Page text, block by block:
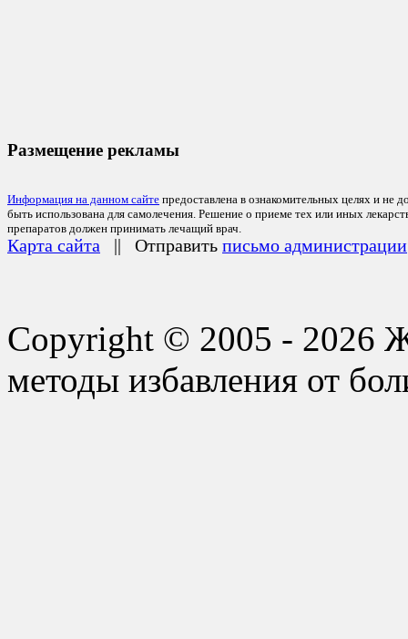
Размещение рекламы
Информация на данном сайте предоставлена в ознакомительных целях и не
быть использована для самолечения. Решение о приеме тех или иных
препаратов должен принимать лечащий врач.
Карта сайта || Отправить письмо администрации
Copyright © 2005 - 2026
методы избавления от